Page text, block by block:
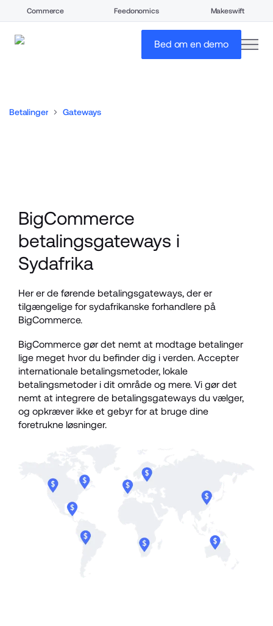
Commerce Feedonomics Makeswift
Bed om en demo
Betalinger Gateways
BigCommerce
betalingsgateways i
Sydafrika
Her er de førende betalingsgateways, der er
tilgængelige for sydafrikanske forhandlere på
BigCommerce.
BigCommerce gør det nemt at modtage betalinger
lige meget hvor du befinder dig i verden. Accepter
internationale betalingsmetoder, lokale
betalingsmetoder i dit område og mere. Vi gør det
nemt at integrere de betalingsgateways du vælger,
og opkræver ikke et gebyr for at bruge dine
foretrukne løsninger.